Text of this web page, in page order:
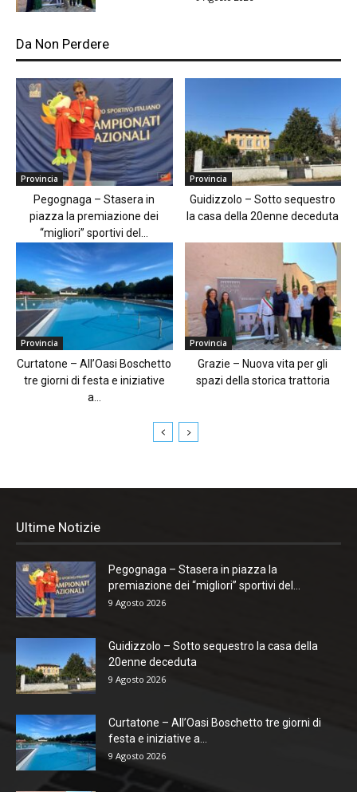
Da Non Perdere
Provincia
Pegognaga – Stasera in
piazza la premiazione dei
“migliori” sportivi del...
Provincia
Guidizzolo – Sotto sequestro
la casa della 20enne deceduta
Provincia
Curtatone – All’Oasi Boschetto
tre giorni di festa e iniziative
a...
Provincia
Grazie – Nuova vita per gli
spazi della storica trattoria
Ultime Notizie
Pegognaga – Stasera in piazza la
premiazione dei “migliori” sportivi del...
9 Agosto 2026
Guidizzolo – Sotto sequestro la casa della
20enne deceduta
9 Agosto 2026
Curtatone – All’Oasi Boschetto tre giorni di
festa e iniziative a...
9 Agosto 2026